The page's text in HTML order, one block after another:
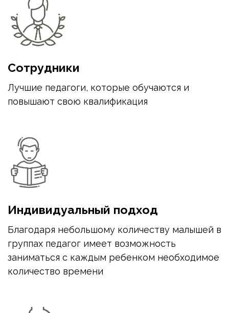
Сотрудники
Лучшие педагоги, которые обучаются и
повышают свою квалификация
Индивидуальный подход
Благодаря небольшому количеству малышей в
группах педагог имеет возможность
заниматься с каждым ребенком необходимое
количество времени